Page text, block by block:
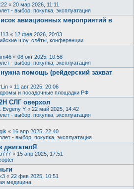
« 20 мар 2026, 11:11
- выбор, покупка, эксплуатация
авиационных мероприятий в
« 12 фев 2026, 20:03
шоу, слёты, конференции
« 08 окт 2025, 10:58
- выбор, покупка, эксплуатация
помощь (рейдерский захват
« 11 авг 2025, 20:06
и посадочные площадки РФ
СЛГ оверхол
Evgeny Y « 22 май 2025, 14:42
- выбор, покупка, эксплуатация
« 16 апр 2025, 22:40
- выбор, покупка, эксплуатация
двигателЯ
« 15 апр 2025, 17:51
« 22 фев 2025, 10:51
медицина